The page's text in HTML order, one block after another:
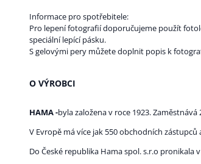
Informace pro spotřebitele:
Pro lepení fotografií doporučujeme použít
speciální lepící pásku.
S gelovými pery můžete doplnit popis k
O VÝROBCI
HAMA -byla založena v roce 1923.
V Evropě má více jak 550 obchodních
Do České republika Hama spol. s.r.o pronikala